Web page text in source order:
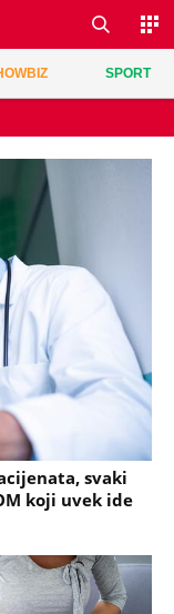
SPORT
svaki
koji uvek ide